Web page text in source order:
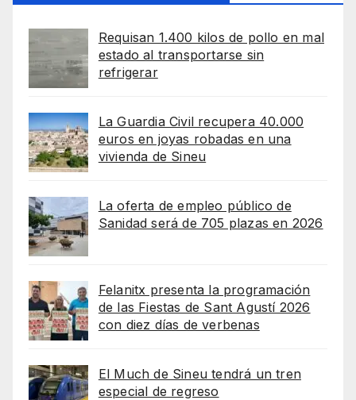
Requisan 1.400 kilos de pollo en mal
estado al transportarse sin
refrigerar
La Guardia Civil recupera 40.000
euros en joyas robadas en una
vivienda de Sineu
La oferta de empleo público de
Sanidad será de 705 plazas en 2026
Felanitx presenta la programación
de las Fiestas de Sant Agustí 2026
con diez días de verbenas
El Much de Sineu tendrá un tren
especial de regreso